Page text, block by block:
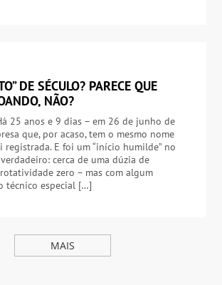
DE SÉCULO? PARECE QUE
NÃO?
25 anos e 9 dias – em 26 de junho de
que, por acaso, tem o mesmo nome
registrada. E foi um “início humilde” no
cerca de uma dúzia de
zero – mas com algum
técnico especial […]
MAIS